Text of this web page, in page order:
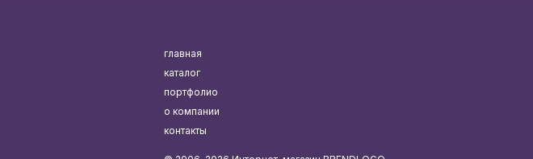
главная
каталог
портфолио
о компании
контакты